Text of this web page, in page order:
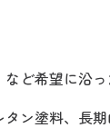
ど希望に沿
ン塗料、長